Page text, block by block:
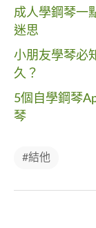
成人學鋼琴一
迷思
小朋友學琴必
久？
5個自學鋼琴
琴
#結他